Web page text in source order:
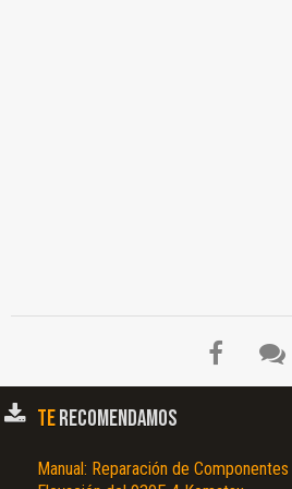
TERECOMENDAMOS
Manual: Reparación de